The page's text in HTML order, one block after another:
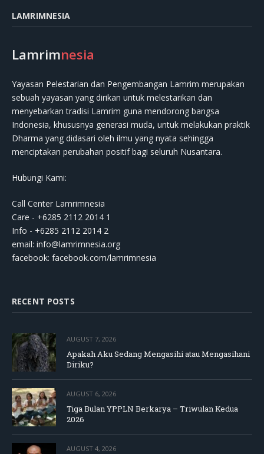
LAMRIMNESIA
Lamrimnesia
Yayasan Pelestarian dan Pengembangan Lamrim merupakan
sebuah yayasan yang dirikan untuk melestarikan dan
menyebarkan tradisi Lamrim guna mendorong bangsa
Indonesia, khususnya generasi muda, untuk melakukan praktik
Dharma yang didasari oleh ilmu yang nyata sehingga
menciptakan perubahan positif bagi seluruh Nusantara.
Hubungi Kami:
Call Center Lamrimnesia
Care - +6285 2112 2014 1
Info - +6285 2112 2014 2
email: info@lamrimnesia.org
facebook: facebook.com/lamrimnesia
RECENT POSTS
AUGUST 7, 2026
Apakah Aku Sedang Mengasihi atau Mengasihani
Diriku?
AUGUST 6, 2026
Tiga Bulan YPPLN Berkarya – Triwulan Kedua
2026
AUGUST 4, 2026